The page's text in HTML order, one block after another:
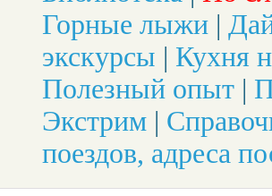
Горные лыжи |
экскурсы | Кухня
Полезный опыт |
Экстрим |
поездов, адреса